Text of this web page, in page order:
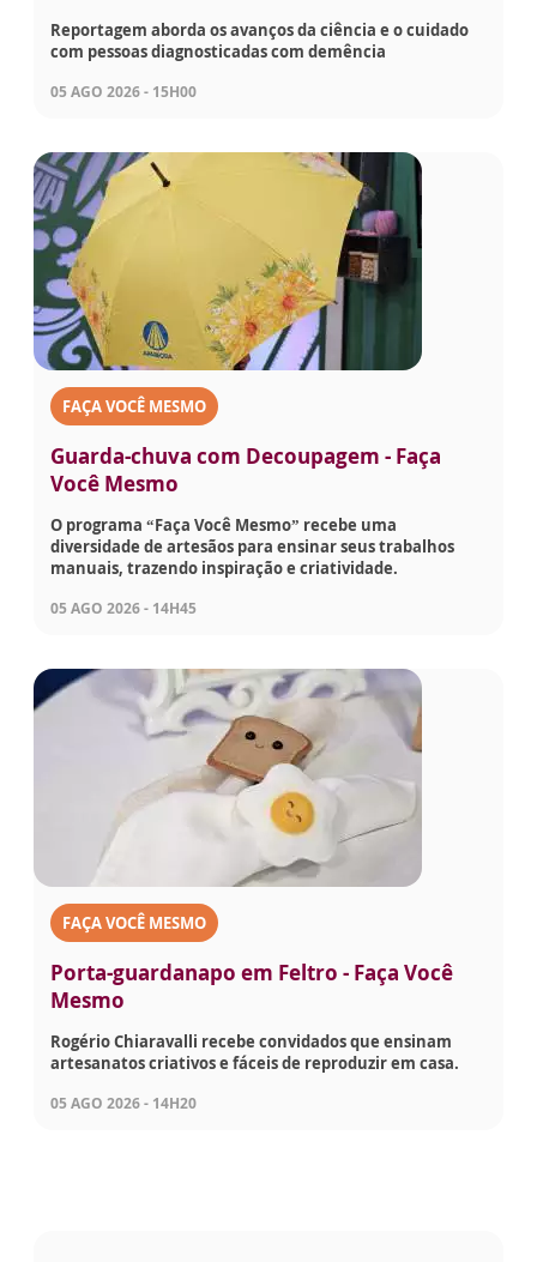
Reportagem aborda os avanços da ciência e o cuidado
com pessoas diagnosticadas com demência
05 AGO 2026 - 15H00
FAÇA VOCÊ MESMO
Guarda-chuva com Decoupagem - Faça
Você Mesmo
O programa “Faça Você Mesmo” recebe uma
diversidade de artesãos para ensinar seus trabalhos
manuais, trazendo inspiração e criatividade.
05 AGO 2026 - 14H45
FAÇA VOCÊ MESMO
Porta-guardanapo em Feltro - Faça Você
Mesmo
Rogério Chiaravalli recebe convidados que ensinam
artesanatos criativos e fáceis de reproduzir em casa.
05 AGO 2026 - 14H20